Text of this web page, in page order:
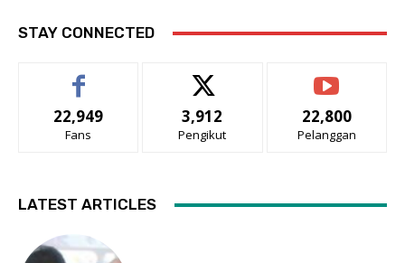
STAY CONNECTED
22,949
Fans
3,912
Pengikut
22,800
Pelanggan
LATEST ARTICLES